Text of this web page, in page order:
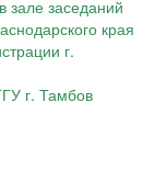
зале заседаний
края
г.
г. Тамбов